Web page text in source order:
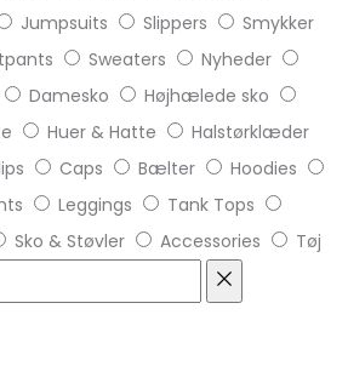
Jumpsuits Slippers
Smykker
Sweaters
Nyheder
Damesko
Højhælede sko
Huer & Hatte
Halstørklæder
Caps Bælter
Hoodies
Leggings
Tank Tops
Sko & Støvler Accessories Tøj